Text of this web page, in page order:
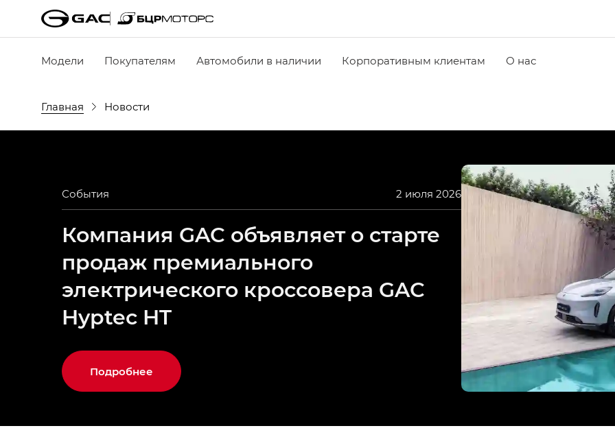
Модели Покупателям Автомобили в наличии Корпоративным клиентам О нас
Главная Новости
События 2 июля 2026
Компания GAC объявляет о старте
продаж премиального
электрического кроссовера GAC
Hyptec HT
Подробнее